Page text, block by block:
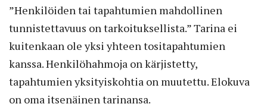
”Henkilöiden tai tapahtumien mahdollinen
tunnistettavuus on tarkoituksellista.” Tarina ei
kuitenkaan ole yksi yhteen tositapahtumien
kanssa. Henkilöhahmoja on kärjistetty,
tapahtumien yksityiskohtia on muutettu. Elokuva
on oma itsenäinen tarinansa.